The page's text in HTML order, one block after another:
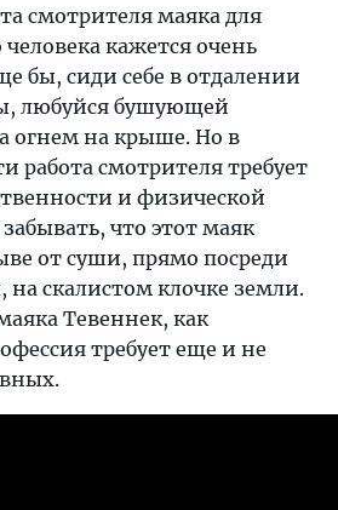
смотрителя маяка для
кажется очень
бы, сиди себе в отдалении
любуйся бушующей
огнем на крыше. Но в
работа смотрителя требует
и физической
что этот маяк
от суши, прямо посреди
скалистом клочке земли.
Тевеннек, как
требует еще и не